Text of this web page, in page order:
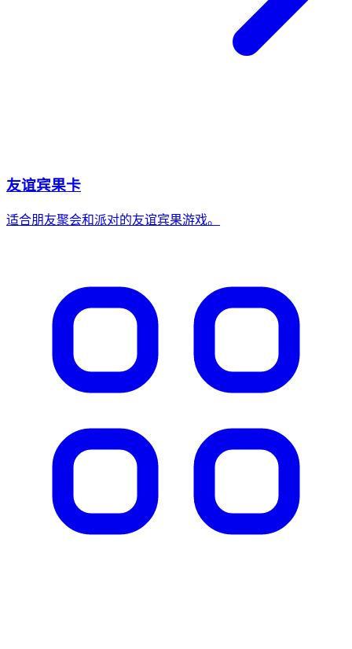
友谊宾果卡
适合朋友聚会和派对的友谊宾果游戏。